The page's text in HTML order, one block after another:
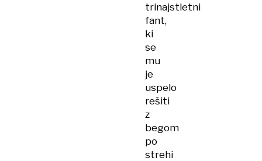
trinajstletni
fant,
ki
se
mu
je
uspelo
rešiti
z
begom
po
strehi